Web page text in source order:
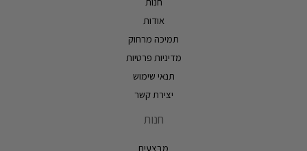
אודות
תמיכה מרחוק
מדיניות פרטיות
תנאי שימוש
יצירת קשר
חנות
מבצעים